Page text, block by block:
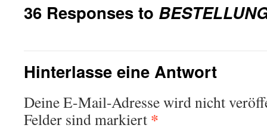
36 Responses to
Hinterlasse eine Antwort
Deine E-Mail-Adresse wird nicht
Felder sind markiert *